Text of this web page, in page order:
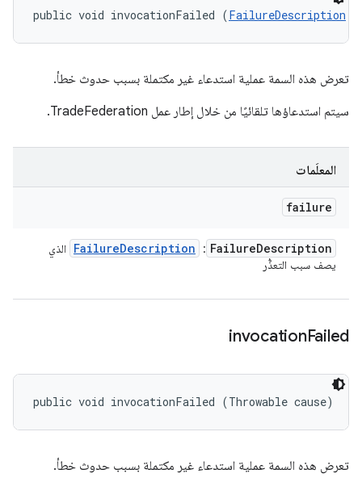
public void invocationFailed (FailureDescription
تعرض هذه السمة عملية استدعاء غير مكتملة بسبب حدوث خطأ.
سيتم استدعاؤها تلقائيًا من خلال إطار عمل TradeFederation.
المعلَمات
failure
FailureDescription
:
FailureDescription
الذي
يصف سبب التعذُّر
invocationFailed
public void invocationFailed (Throwable cause)
تعرض هذه السمة عملية استدعاء غير مكتملة بسبب حدوث خطأ.